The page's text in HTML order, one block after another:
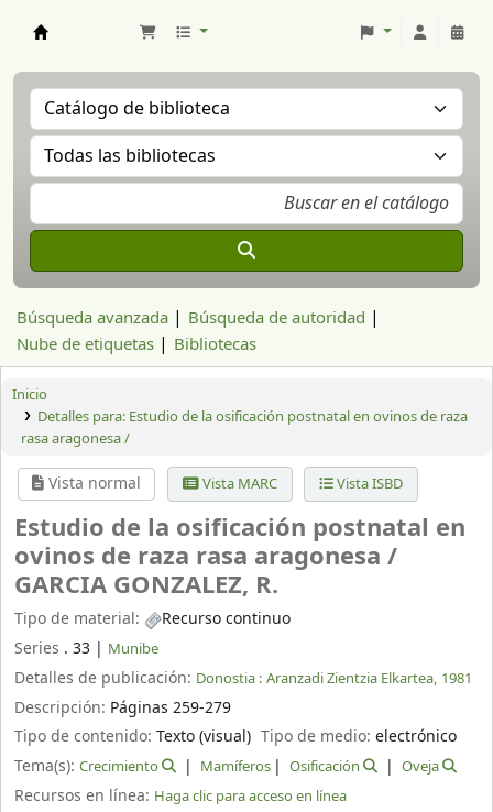
Búsqueda avanzada
Búsqueda de autoridad
Nube de etiquetas
Bibliotecas
Inicio
Detalles para: Estudio de la osificación postnatal en ovinos de raza
rasa aragonesa /
Vista normal Vista MARC Vista ISBD
Estudio de la osificación postnatal en
ovinos de raza rasa aragonesa /
GARCIA GONZALEZ, R.
Tipo de material:
Recurso continuo
Series . 33 | Munibe
Detalles de publicación: Donostia : Aranzadi Zientzia Elkartea, 1981
Descripción: Páginas 259-279
Tipo de contenido: Texto (visual) Tipo de medio:electrónico
Tema(s): Crecimiento Mamíferos Osificación Oveja
Recursos en línea: Haga clic para acceso en línea